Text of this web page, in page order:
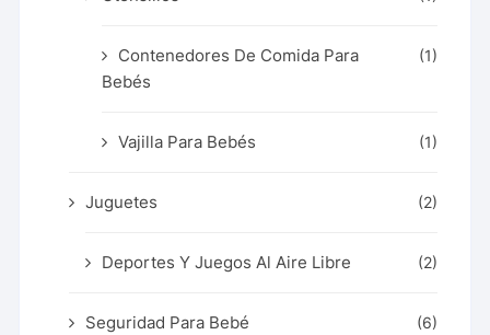
Contenedores De Comida Para
Bebés
(1)
Vajilla Para Bebés (1)
Juguetes (2)
Deportes Y Juegos Al Aire Libre (2)
Seguridad Para Bebé (6)